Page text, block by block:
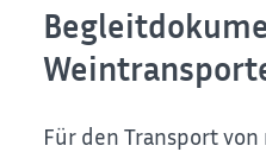
Für den Transport